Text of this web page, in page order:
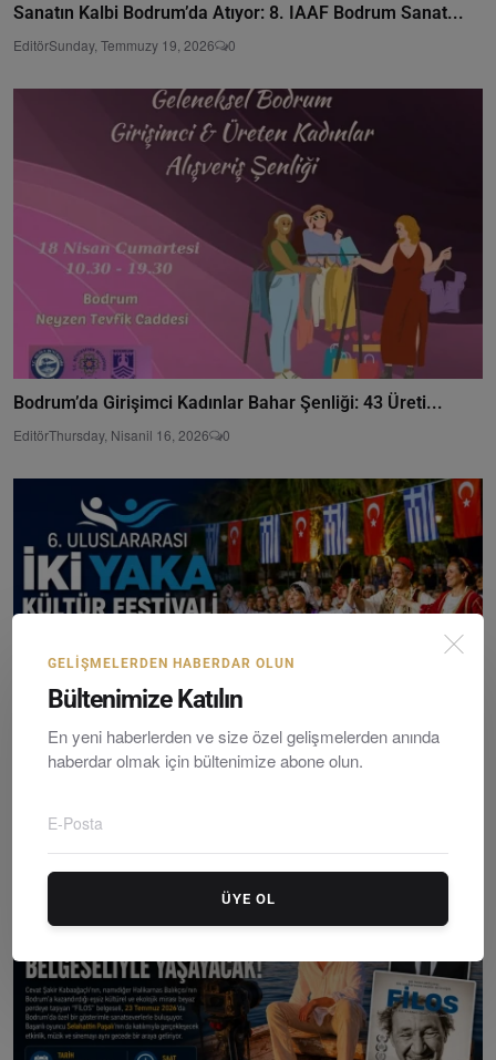
Sanatın Kalbi Bodrum’da Atıyor: 8. IAAF Bodrum Sanat...
EditörSunday, Temmuzy 19, 2026 0
Bodrum’da Girişimci Kadınlar Bahar Şenliği: 43 Üreti...
EditörThursday, Nisanil 16, 2026 0
Saturday, Mayıs 2, 2026
GELIŞMELERDEN HABERDAR OLUN
Bültenimize Katılın
En yeni haberlerden ve size özel gelişmelerden anında
haberdar olmak için bültenimize abone olun.
ÜYE OL